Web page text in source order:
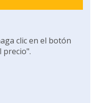
clic en el botón
precio".